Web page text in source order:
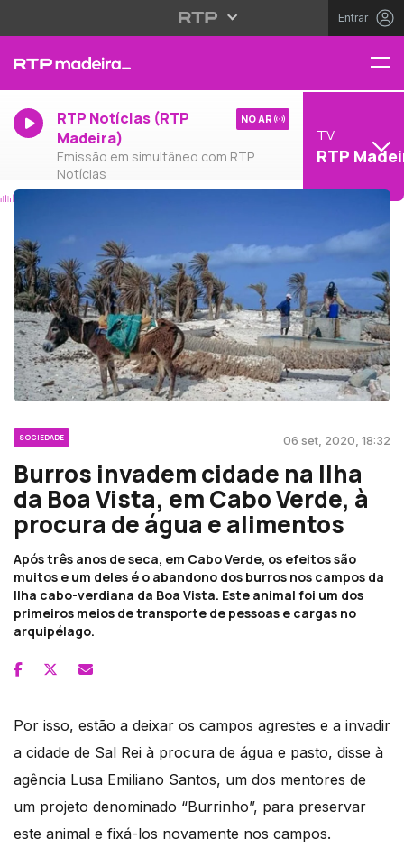
Entrar
RTP Notícias (RTP
Madeira)
Emissão em simultâneo com RTP
Notícias
NO AR
TV
RTP
SOCIEDADE 06 set, 2020, 18:32
Burros invadem cidade na Ilha
da Boa Vista, em Cabo Verde, à
procura de água e alimentos
Após três anos de seca, em Cabo Verde, os efeitos são
muitos e um deles é o abandono dos burros nos campos da
Ilha cabo-verdiana da Boa Vista. Este animal foi um dos
primeiros meios de transporte de pessoas e cargas no
arquipélago.
Por isso, estão a deixar os campos agrestes e a invadir
a cidade de Sal Rei à procura de água e pasto, disse à
agência Lusa Emiliano Santos, um dos mentores de
um projeto denominado “Burrinho”, para preservar
este animal e fixá-los novamente nos campos.